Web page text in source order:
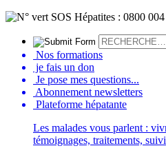
Nos formations
je fais un don
Je pose mes questions...
Abonnement newsletters
Plateforme hépatante
Les malades vous parlent :
témoignages, traitements, suivi